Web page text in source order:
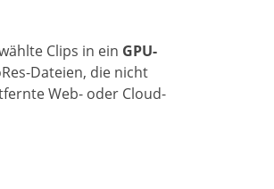
Clips in ein GPU-
Dateien, die nicht
Web- oder Cloud-